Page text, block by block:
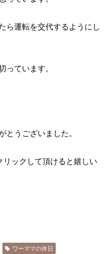
ら運転を交代するようにし
ています。
うございました。
ックして頂けると嬉しい
ワーママの休日